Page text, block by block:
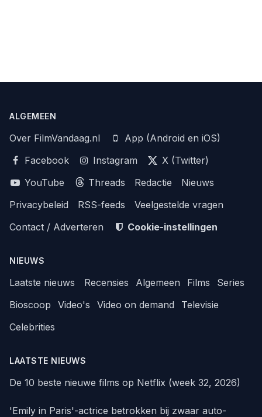
ALGEMEEN
Over FilmVandaag.nl
App (Android en iOS)
Facebook
Instagram
X (Twitter)
YouTube
Threads Redactie
Nieuws
Privacybeleid
RSS-feeds
Veelgestelde vragen
Contact / Adverteren
Cookie-instellingen
NIEUWS
Laatste nieuws Recensies Algemeen Films
Series
Bioscoop
Video's Video on demand
Televisie
Celebrities
LAATSTE NIEUWS
De 10 beste nieuwe films op Netflix (week 32, 2026)
'Emily in Paris'-actrice betrokken bij zwaar auto-